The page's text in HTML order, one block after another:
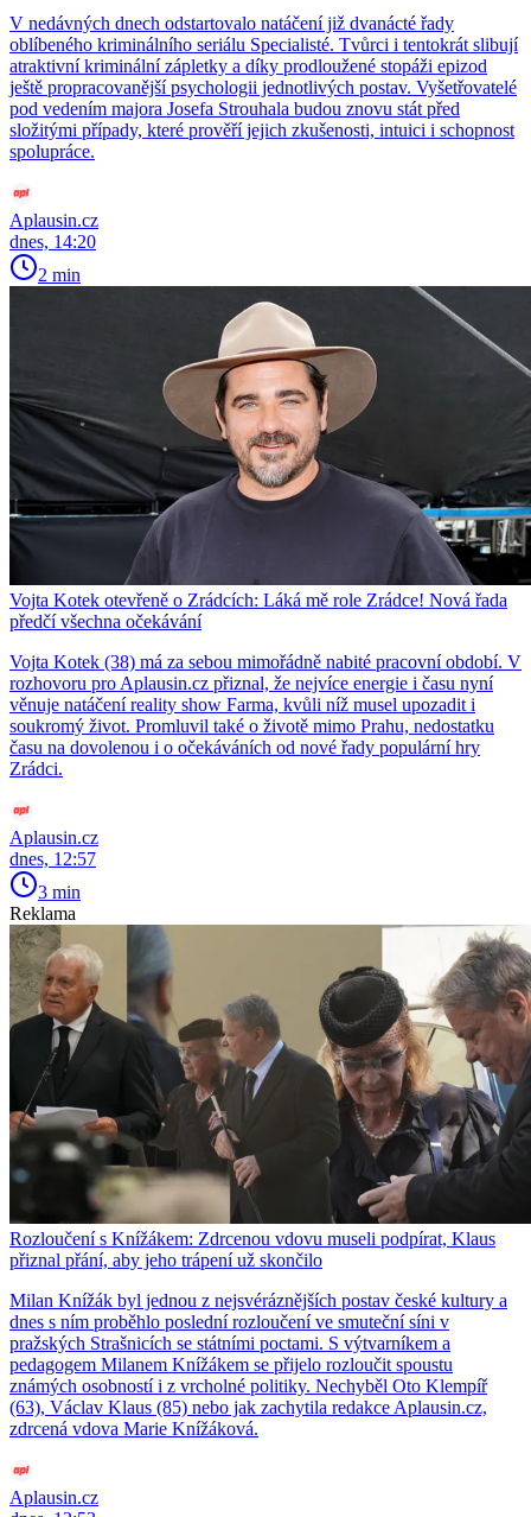
V nedávných dnech odstartovalo natáčení již dvanácté řady
oblíbeného kriminálního seriálu Specialisté. Tvůrci i tentokrát slibují
atraktivní kriminální zápletky a díky prodloužené stopáži epizod
ještě propracovanější psychologii jednotlivých postav. Vyšetřovatelé
pod vedením majora Josefa Strouhala budou znovu stát před
složitými případy, které prověří jejich zkušenosti, intuici i schopnost
spolupráce.
Aplausin.cz
dnes, 14:20
2 min
Vojta Kotek otevřeně o Zrádcích: Láká mě role Zrádce! Nová řada
předčí všechna očekávání
Vojta Kotek (38) má za sebou mimořádně nabité pracovní období. V
rozhovoru pro Aplausin.cz přiznal, že nejvíce energie i času nyní
věnuje natáčení reality show Farma, kvůli níž musel upozadit i
soukromý život. Promluvil také o životě mimo Prahu, nedostatku
času na dovolenou i o očekáváních od nové řady populární hry
Zrádci.
Aplausin.cz
dnes, 12:57
3 min
Reklama
Rozloučení s Knížákem: Zdrcenou vdovu museli podpírat, Klaus
přiznal přání, aby jeho trápení už skončilo
Milan Knížák byl jednou z nejsvéráznějších postav české kultury a
dnes s ním proběhlo poslední rozloučení ve smuteční síni v
pražských Strašnicích se státními poctami. S výtvarníkem a
pedagogem Milanem Knížákem se přijelo rozloučit spoustu
známých osobností i z vrcholné politiky. Nechyběl Oto Klempíř
(63), Václav Klaus (85) nebo jak zachytila redakce Aplausin.cz,
zdrcená vdova Marie Knížáková.
Aplausin.cz